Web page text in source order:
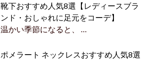
靴下おすすめ人気8選【レディースブラ
ンド・おしゃれに足元をコーデ】
温かい季節になると、 …
ポメラート ネックレスおすすめ人気8選